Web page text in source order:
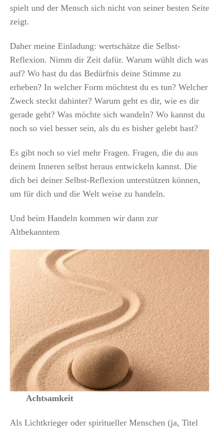
spielt und der Mensch sich nicht von seiner besten Seite
zeigt.
Daher meine Einladung: wertschätze die Selbst-
Reflexion. Nimm dir Zeit dafür. Warum wühlt dich was
auf? Wo hast du das Bedürfnis deine Stimme zu
erheben? In welcher Form möchtest du es tun? Welcher
Zweck steckt dahinter? Warum geht es dir, wie es dir
gerade geht? Was möchte sich wandeln? Wo kannst du
noch so viel besser sein, als du es bisher gelebt hast?
Es gibt noch so viel mehr Fragen. Fragen, die du aus
deinem Inneren selbst heraus entwickeln kannst. Die
dich bei deiner Selbst-Reflexion unterstützen können,
um für dich und die Welt weise zu handeln.
Und beim Handeln kommen wir dann zur
Altbekanntem
Achtsamkeit
Als Lichtkrieger oder spiritueller Menschen (ja, Titel